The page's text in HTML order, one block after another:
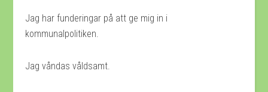
Jag har funderingar på att ge mig in i
kommunalpolitiken.
Jag våndas våldsamt.